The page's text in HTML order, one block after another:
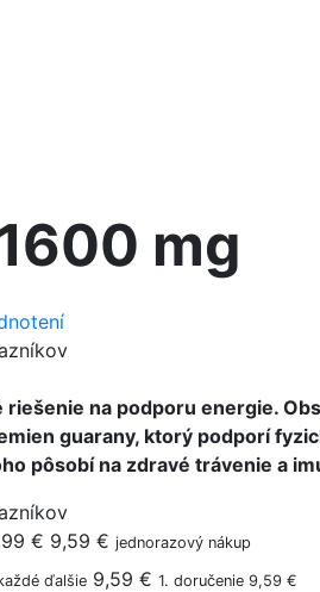
mg
na podporu energie.
guarany, ktorý podporí
pôsobí na zdravé trávenie a
€ 9,59 € jednorazový nákup
ďalšie 9,59 € 1. doručenie 9,59 €